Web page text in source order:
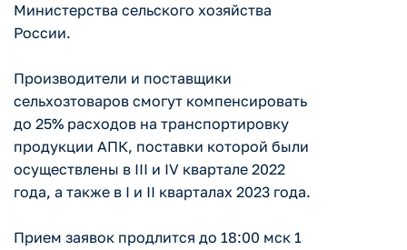
Министерства сельского хозяйства
России.
Производители и поставщики
сельхозтоваров смогут компенсировать
до 25% расходов на транспортировку
продукции АПК, поставки которой были
осуществлены в III и IV квартале 2022
года, а также в I и II кварталах 2023 года.
Прием заявок продлится до 18:00 мск 1